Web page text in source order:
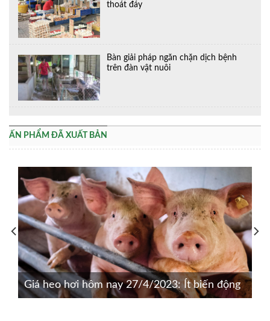
thoát đáy
Bàn giải pháp ngăn chặn dịch bệnh
trên đàn vật nuôi
ẤN PHẨM ĐÃ XUẤT BẢN
Giá heo hơi hôm nay 27/4/2023: Ít biến động